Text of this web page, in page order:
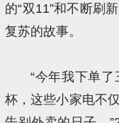
的“双11”和不断刷
复苏的故事。
“今年我下单
杯，这些小家电不